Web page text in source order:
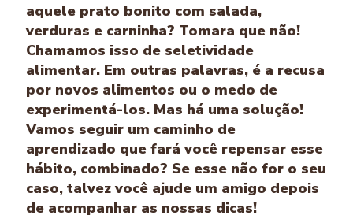
aquele prato bonito com salada,
verduras e carninha? Tomara que não!
Chamamos isso de seletividade
alimentar. Em outras palavras, é a recusa
por novos alimentos ou o medo de
experimentá-los. Mas há uma solução!
Vamos seguir um caminho de
aprendizado que fará você repensar esse
hábito, combinado? Se esse não for o seu
caso, talvez você ajude um amigo depois
de acompanhar as nossas dicas!